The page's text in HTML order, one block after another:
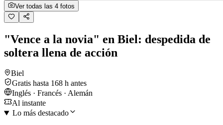
Ver todas las 4 fotos
"Vence a la novia" en Biel: despedida de
soltera llena de acción
Biel
Gratis hasta 168 h antes
Inglés · Francés · Alemán
Al instante
Lo más destacado